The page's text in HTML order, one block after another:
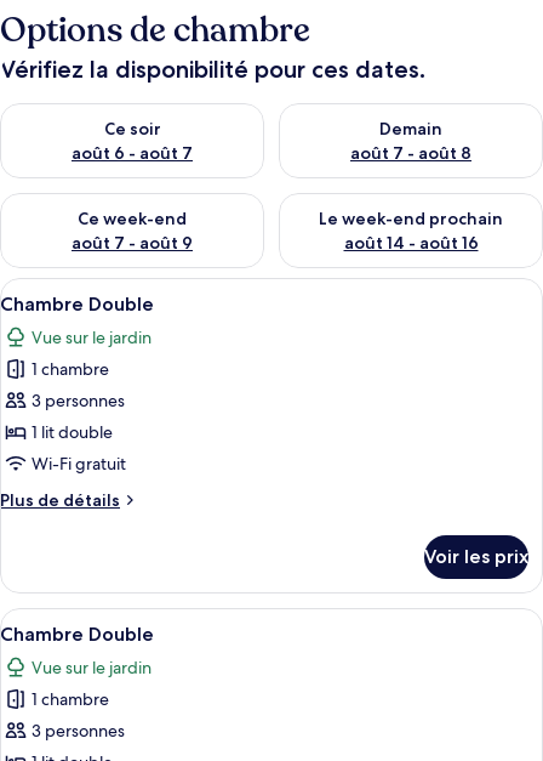
Options de chambre
Vérifiez la disponibilité pour ces dates.
Ce soir
août 6 - août 7
Vérifier la disponibilité pour ce soir août 6 - août 7
Demain
août 7 - août 8
Vérifier la disponibilité pour
Ce week-end
août 7 - août 9
Vérifier la disponibilité pour ce week-end août 7 - août 9
Le week-end prochain
août 14 - août 16
Vérifier la disponibilité pour
Afficher
toutes
les
photos
pour
ce
type
chambre :
Une chambre d’hôtel avec un grand
3
Chambre Double
Vue sur le jardin
1 chambre
3 personnes
1 lit double
Wi-Fi gratuit
Plus de détails
Plus
le
type
de
chambre
Chambre
Double
Voir les prix
Afficher
toutes
les
photos
pour
Une chambre d’hôtel avec un
3
Chambre Double
Vue sur le jardin
1 chambre
3 personnes